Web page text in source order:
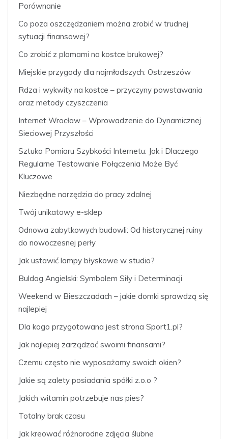
Porównanie
Co poza oszczędzaniem można zrobić w trudnej
sytuacji finansowej?
Co zrobić z plamami na kostce brukowej?
Miejskie przygody dla najmłodszych: Ostrzeszów
Rdza i wykwity na kostce – przyczyny powstawania
oraz metody czyszczenia
Internet Wrocław – Wprowadzenie do Dynamicznej
Sieciowej Przyszłości
Sztuka Pomiaru Szybkości Internetu: Jak i Dlaczego
Regularne Testowanie Połączenia Może Być
Kluczowe
Niezbędne narzędzia do pracy zdalnej
Twój unikatowy e-sklep
Odnowa zabytkowych budowli: Od historycznej ruiny
do nowoczesnej perły
Jak ustawić lampy błyskowe w studio?
Buldog Angielski: Symbolem Siły i Determinacji
Weekend w Bieszczadach – jakie domki sprawdzą się
najlepiej
Dla kogo przygotowana jest strona Sport1.pl?
Jak najlepiej zarządzać swoimi finansami?
Czemu często nie wyposażamy swoich okien?
Jakie są zalety posiadania spółki z.o.o ?
Jakich witamin potrzebuje nas pies?
Totalny brak czasu
Jak kreować różnorodne zdjęcia ślubne